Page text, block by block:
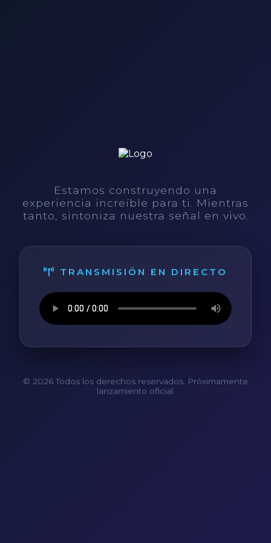
Estamos construyendo una
experiencia increíble para ti. Mientras
tanto, sintoniza nuestra señal en vivo.
TRANSMISIÓN EN DIRECTO
© 2026 Todos los derechos reservados. Próximamente
lanzamiento oficial.